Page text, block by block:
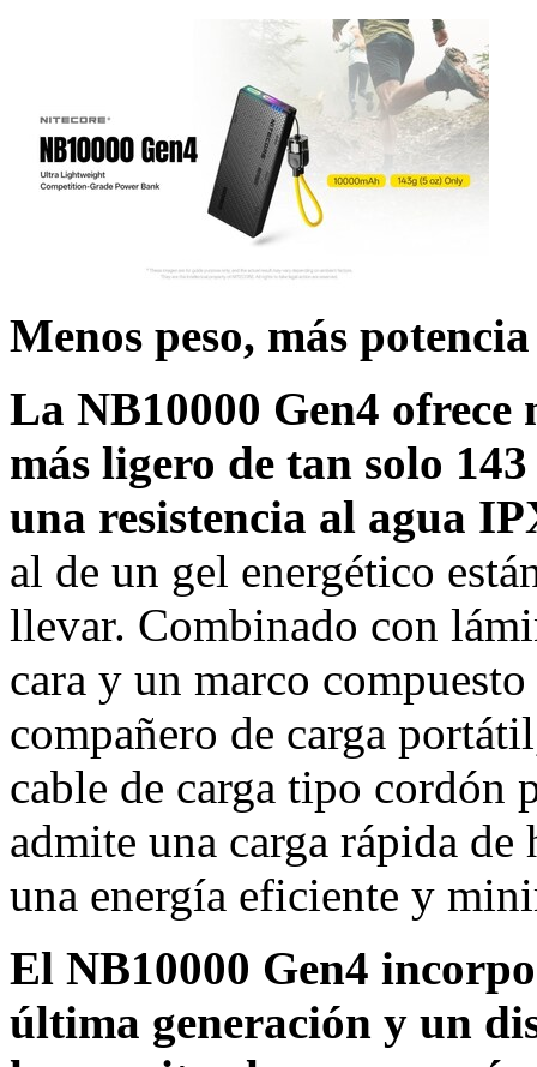
Menos peso, más potencia
La NB10000 Gen4 ofrece
más ligero de tan solo
una resistencia al agua
al de un gel energético
llevar. Combinado con
cara y un marco
compañero de carga
cable de carga tipo cordón
admite una carga rápida
una energía eficiente y
El NB10000 Gen4
última generación y un